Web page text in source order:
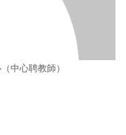
中心聘教師）